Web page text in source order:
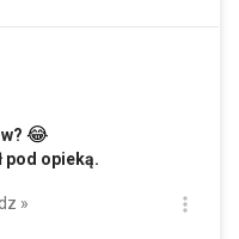
😂
pod opieką.
»